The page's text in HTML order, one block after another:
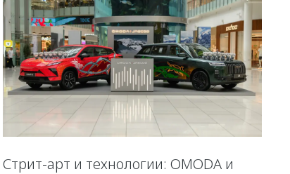
Стрит-арт и технологии: OMODA и